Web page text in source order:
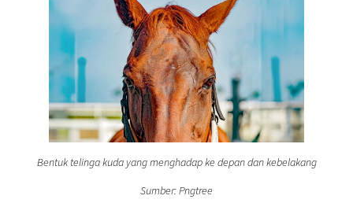
Bentuk telinga kuda yang menghadap ke depan dan kebelakang
Sumber: Pngtree